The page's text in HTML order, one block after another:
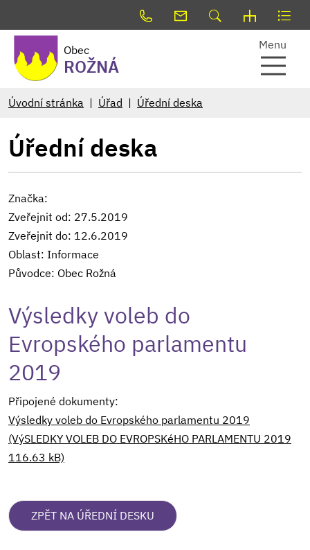
Obec
ROŽNÁ
Menu
Úvodní stránka Úřad Úřední deska
Úřední deska
Značka:
Zveřejnit od: 27.5.2019
Zveřejnit do: 12.6.2019
Oblast: Informace
Původce: Obec Rožná
Výsledky voleb do
Evropského parlamentu
2019
Připojené dokumenty:
Výsledky voleb do Evropského parlamentu 2019
(VýSLEDKY VOLEB DO EVROPSKéHO PARLAMENTU 2019
116.63 kB)
ZPĚT NA ÚŘEDNÍ DESKU